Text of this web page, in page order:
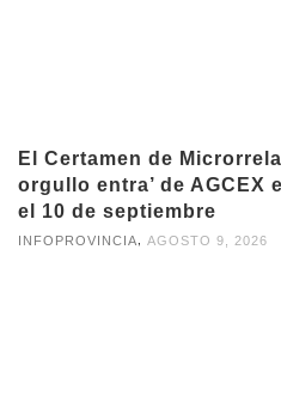
El Certamen de
orgullo entra’ de AGCEX
el 10 de septiembre
INFOPROVINCIA AGOSTO 9, 2026